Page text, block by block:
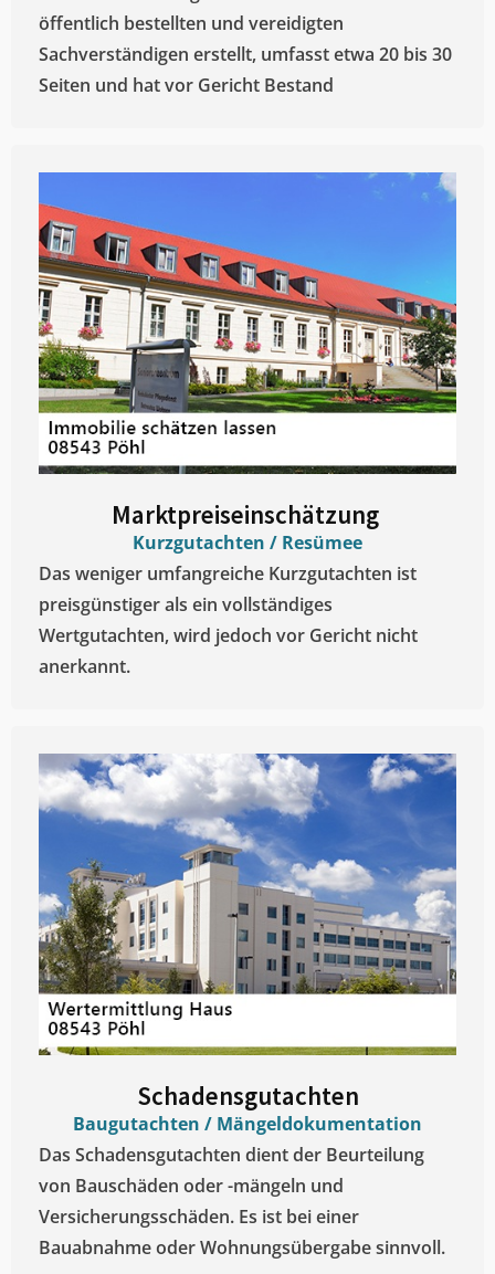
öffentlich bestellten und vereidigten
Sachverständigen erstellt, umfasst etwa 20 bis 30
Seiten und hat vor Gericht Bestand
Marktpreiseinschätzung ​
Kurzgutachten / Resümee
Das weniger umfangreiche Kurzgutachten ist
preisgünstiger als ein vollständiges
Wertgutachten, wird jedoch vor Gericht nicht
anerkannt.
Schadensgutachten
Baugutachten / Mängeldokumentation
Das Schadensgutachten dient der Beurteilung
von Bauschäden oder -mängeln und
Versicherungsschäden. Es ist bei einer
Bauabnahme oder Wohnungsübergabe sinnvoll.